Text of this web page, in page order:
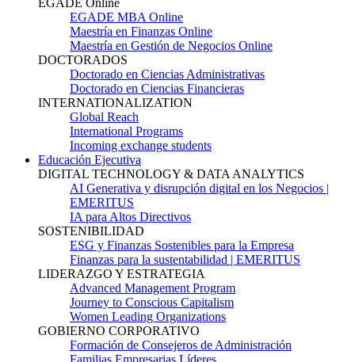
EGADE Online
EGADE MBA Online
Maestría en Finanzas Online
Maestría en Gestión de Negocios Online
DOCTORADOS
Doctorado en Ciencias Administrativas
Doctorado en Ciencias Financieras
INTERNATIONALIZATION
Global Reach
International Programs
Incoming exchange students
Educación Ejecutiva
DIGITAL TECHNOLOGY & DATA ANALYTICS
AI Generativa y disrupción digital en los Negocios |
EMERITUS
IA para Altos Directivos
SOSTENIBILIDAD
ESG y Finanzas Sostenibles para la Empresa
Finanzas para la sustentabilidad | EMERITUS
LIDERAZGO Y ESTRATEGIA
Advanced Management Program
Journey to Conscious Capitalism
Women Leading Organizations
GOBIERNO CORPORATIVO
Formación de Consejeros de Administración
Familias Empresarias Líderes